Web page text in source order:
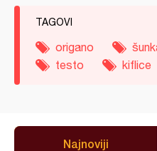
TAGOVI
origano
testo
kiflice
Najnoviji